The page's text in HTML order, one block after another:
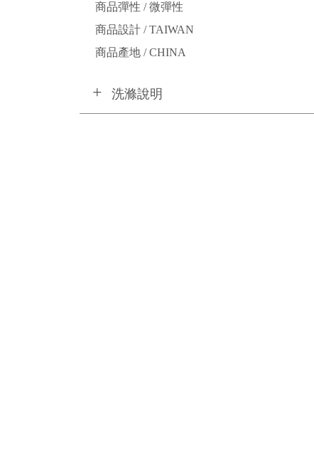
商品彈性 / 微彈性
商品設計 / TAIWAN
商品產地 / CHINA
洗滌說明